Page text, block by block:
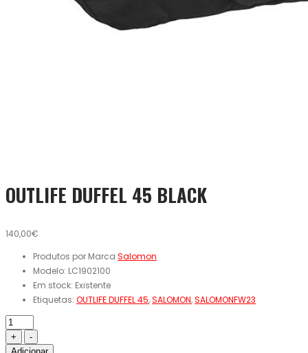
OUTLIFE DUFFEL 45 BLACK
140,00€
Produtos por Marca Salomon
Modelo: LC1902100
Em stock: Existente
Etiquetas: OUTLIFE DUFFEL 45,SALOMON,SALOMONFW23